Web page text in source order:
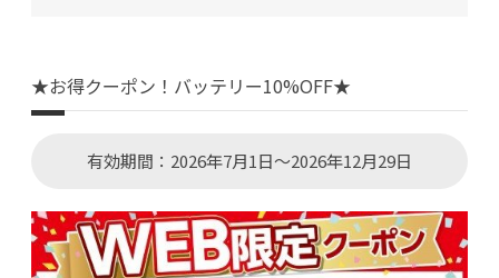
★お得クーポン！バッテリー10%OFF★
有効期間：2026年7月1日～2026年12月29日